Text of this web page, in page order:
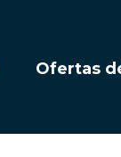
Ofertas